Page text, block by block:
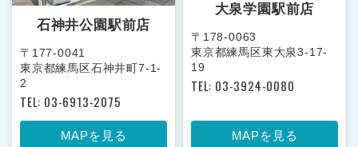
石神井公園駅前店
〒177-0041
東京都練馬区石神井町7-1-
2
TEL: 03-6913-2075
MAPを見る
大泉学園駅前店
〒178-0063
東京都練馬区東大泉3-17-
19
TEL: 03-3924-0080
MAPを見る